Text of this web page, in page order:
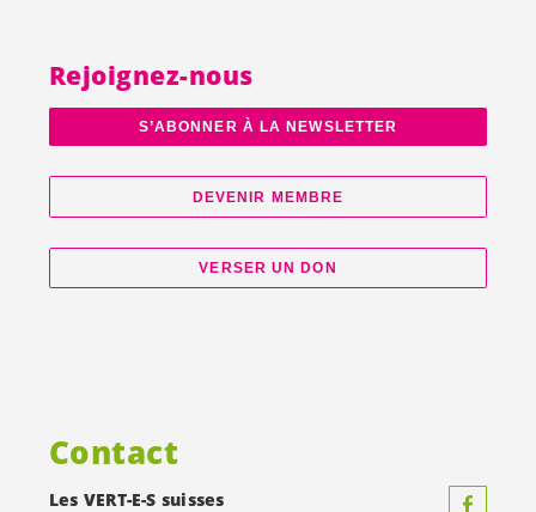
Rejoignez-nous
S’ABONNER À LA NEWSLETTER
DEVENIR MEMBRE
VERSER UN DON
Contact
Les VERT-E-S suisses